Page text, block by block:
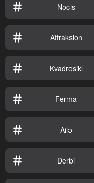
Nəcis
Attraksion
Kvadrosikl
Ferma
Ailə
Derbi